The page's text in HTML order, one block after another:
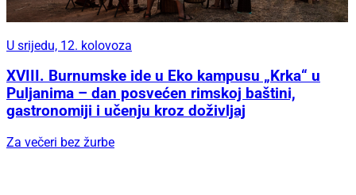
U srijedu, 12. kolovoza
XVIII. Burnumske ide u Eko kampusu „Krka“ u
Puljanima – dan posvećen rimskoj baštini,
gastronomiji i učenju kroz doživljaj
Za večeri bez žurbe